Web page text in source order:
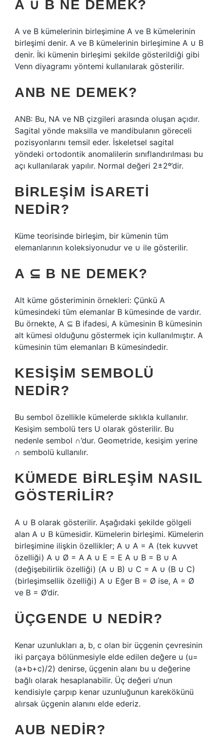
A ∪ B NE DEMEK?
A ve B kümelerinin birleşimine A ve B kümelerinin
birleşimi denir. A ve B kümelerinin birleşimine A ∪ B
denir. İki kümenin birleşimi şekilde gösterildiği gibi
Venn diyagramı yöntemi kullanılarak gösterilir.
ANB NE DEMEK?
ANB: Bu, NA ve NB çizgileri arasında oluşan açıdır.
Sagital yönde maksilla ve mandibulanın göreceli
pozisyonlarını temsil eder. İskeletsel sagital
yöndeki ortodontik anomalilerin sınıflandırılması bu
açı kullanılarak yapılır. Normal değeri 2±2º’dir.
BIRLEŞIM ISARETI
NEDIR?
Küme teorisinde birleşim, bir kümenin tüm
elemanlarının koleksiyonudur ve ∪ ile gösterilir.
A ⊆ B NE DEMEK?
Alt küme gösteriminin örnekleri: Çünkü A
kümesindeki tüm elemanlar B kümesinde de vardır.
Bu örnekte, A ⊆ B ifadesi, A kümesinin B kümesinin
alt kümesi olduğunu göstermek için kullanılmıştır. A
kümesinin tüm elemanları B kümesindedir.
KESIŞIM SEMBOLÜ
NEDIR?
Bu sembol özellikle kümelerde sıklıkla kullanılır.
Kesişim sembolü ters U olarak gösterilir. Bu
nedenle sembol ∩’dur. Geometride, kesişim yerine
∩ sembolü kullanılır.
KÜMEDE BIRLEŞIM NASIL
GÖSTERILIR?
A ∪ B olarak gösterilir. Aşağıdaki şekilde gölgeli
alan A ∪ B kümesidir. Kümelerin birleşimi. Kümelerin
birleşimine ilişkin özellikler; A ∪ A = A (tek kuvvet
özelliği) A ∪ Ø = A A ∪ E = E A ∪ B = B ∪ A
(değişebilirlik özelliği) (A ∪ B) ∪ C = A ∪ (B ∪ C)
(birleşimsellik özelliği) A ∪ Eğer B = Ø ise, A = Ø
ve B = Ø’dir.
ÜÇGENDE U NEDIR?
Kenar uzunlukları a, b, c olan bir üçgenin çevresinin
iki parçaya bölünmesiyle elde edilen değere u (u=
(a+b+c)/2) denirse, üçgenin alanı bu u değerine
bağlı olarak hesaplanabilir. Üç değeri u’nun
kendisiyle çarpıp kenar uzunluğunun karekökünü
alırsak üçgenin alanını elde ederiz.
AUB NEDIR?